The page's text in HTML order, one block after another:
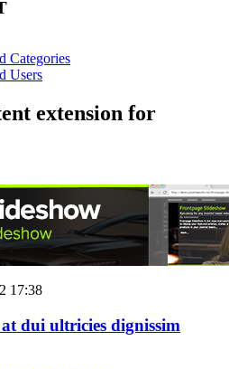
Categories
Users
extension for
17:38
dui ultricies dignissim